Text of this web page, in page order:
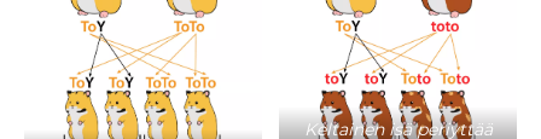
Keltainen isä periyttää